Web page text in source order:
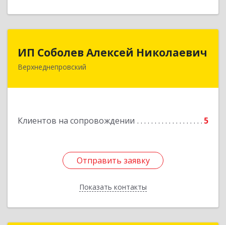
ИП Соболев Алексей Николаевич
Верхнеднепровский
Клиентов на сопровождении 5
Отправить заявку
Показать контакты
ИП Соболев Алексей Николаевич
Отправить заявку
Назад